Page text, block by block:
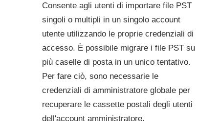
Consente agli utenti di importare file PST
singoli o multipli in un singolo account
utente utilizzando le proprie credenziali di
accesso. È possibile migrare i file PST su
più caselle di posta in un unico tentativo.
Per fare ciò, sono necessarie le
credenziali di amministratore globale per
recuperare le cassette postali degli utenti
dell'account amministratore.